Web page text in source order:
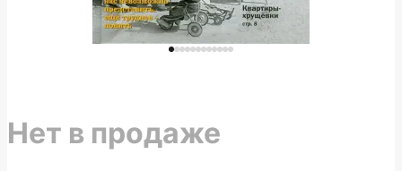
Нет в продаже